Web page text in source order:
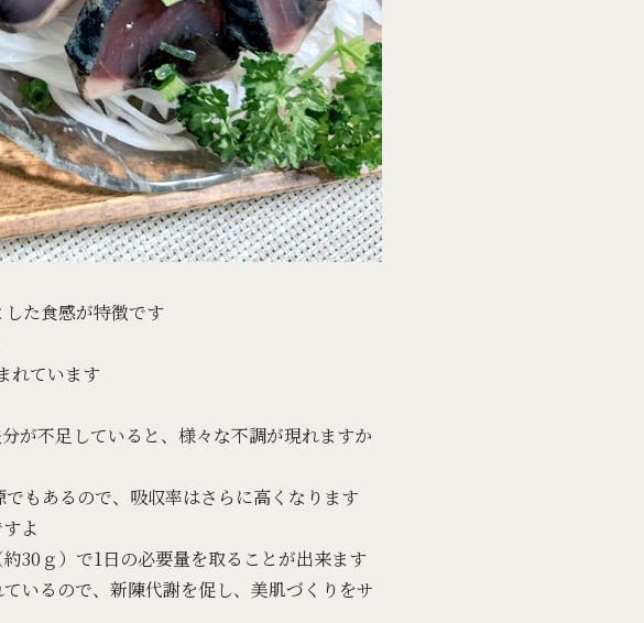
た食感が特徴です
れています
が不足していると、様々な不調が現れますか
もあるので、吸収率はさらに高くなります
よ
30ｇ）で1日の必要量を取ることが出来ます
いるので、新陳代謝を促し、美肌づくりをサ